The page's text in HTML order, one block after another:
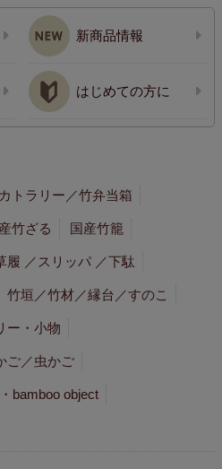
新商品情報
はじめての方に
トラリー／竹弁当箱
竹ざる 国産竹籠
履 ／スリッパ ／下駄
竹垣／竹材／縁台／すのこ
ー・小物
ご／虫かご
bamboo object